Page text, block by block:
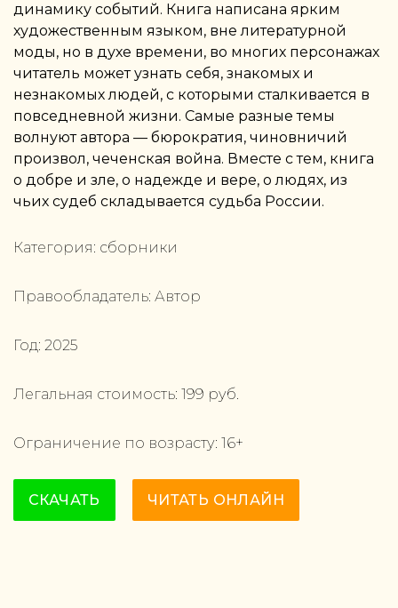
динамику событий. Книга написана ярким
художественным языком, вне литературной
моды, но в духе времени, во многих персонажах
читатель может узнать себя, знакомых и
незнакомых людей, с которыми сталкивается в
повседневной жизни. Самые разные темы
волнуют автора — бюрократия, чиновничий
произвол, чеченская война. Вместе с тем, книга
о добре и зле, о надежде и вере, о людях, из
чьих судеб складывается судьба России.
Категория: сборники
Правообладатель: Автор
Год: 2025
Легальная стоимость: 199 руб.
Ограничение по возрасту: 16+
СКАЧАТЬ ЧИТАТЬ ОНЛАЙН